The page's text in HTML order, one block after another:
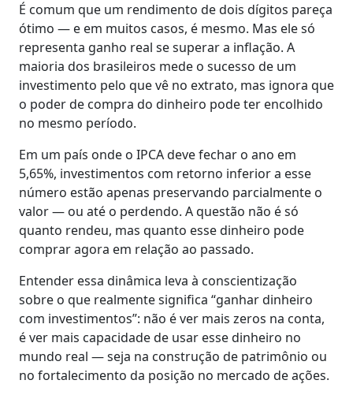
É comum que um rendimento de dois dígitos pareça
ótimo — e em muitos casos, é mesmo. Mas ele só
representa ganho real se superar a inflação. A
maioria dos brasileiros mede o sucesso de um
investimento pelo que vê no extrato, mas ignora que
o poder de compra do dinheiro pode ter encolhido
no mesmo período.
Em um país onde o IPCA deve fechar o ano em
5,65%, investimentos com retorno inferior a esse
número estão apenas preservando parcialmente o
valor — ou até o perdendo. A questão não é só
quanto rendeu, mas quanto esse dinheiro pode
comprar agora em relação ao passado.
Entender essa dinâmica leva à conscientização
sobre o que realmente significa “ganhar dinheiro
com investimentos”: não é ver mais zeros na conta,
é ver mais capacidade de usar esse dinheiro no
mundo real — seja na construção de patrimônio ou
no fortalecimento da posição no mercado de ações.